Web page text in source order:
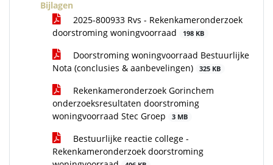
Bijlagen
2025-800933 Rvs - Rekenkameronderzoek
doorstroming woningvoorraad
198 KB
Doorstroming woningvoorraad Bestuurlijke
Nota (conclusies & aanbevelingen)
325 KB
Rekenkameronderzoek Gorinchem
onderzoeksresultaten doorstroming
woningvoorraad Stec Groep
3 MB
Bestuurlijke reactie college -
Rekenkameronderzoek doorstroming